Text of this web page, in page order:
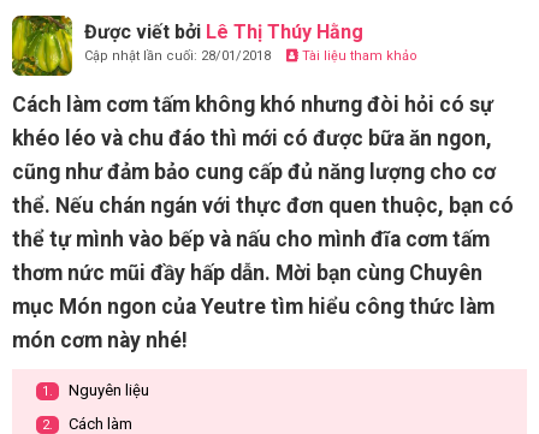
Được viết bởi Lê Thị Thúy Hằng
Cập nhật lần cuối: 28/01/2018 Tài liệu tham khảo
Cách làm cơm tấm không khó nhưng đòi hỏi có sự
khéo léo và chu đáo thì mới có được bữa ăn ngon,
cũng như đảm bảo cung cấp đủ năng lượng cho cơ
thể. Nếu chán ngán với thực đơn quen thuộc, bạn có
thể tự mình vào bếp và nấu cho mình đĩa cơm tấm
thơm nức mũi đầy hấp dẫn. Mời bạn cùng Chuyên
mục Món ngon của Yeutre tìm hiểu công thức làm
món cơm này nhé!
1. Nguyên liệu
2. Cách làm